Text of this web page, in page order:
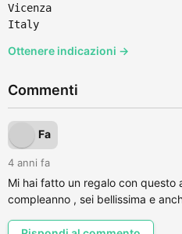
Vicenza
Italy
Ottenere indicazioni →
Commenti
Fa
4 anni fa
Mi hai fatto un regalo con questo
compleanno , sei bellissima e